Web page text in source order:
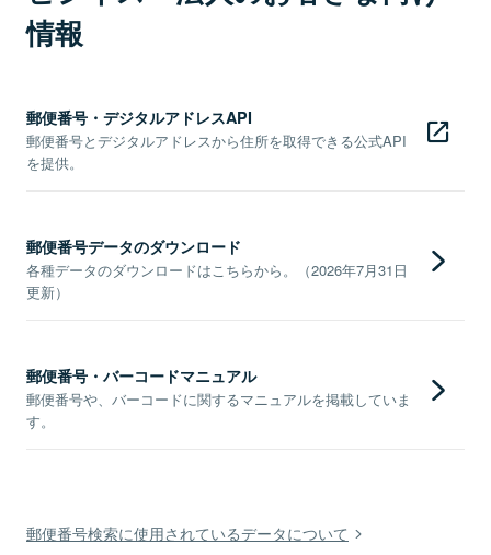
情報
郵便番号・デジタルアドレスAPI
郵便番号とデジタルアドレスから住所を取得できる公式API
を提供。
郵便番号データのダウンロード
各種データのダウンロードはこちらから。（2026年7月31日
更新）
郵便番号・バーコードマニュアル
郵便番号や、バーコードに関するマニュアルを掲載していま
す。
郵便番号検索に使用されているデータについて